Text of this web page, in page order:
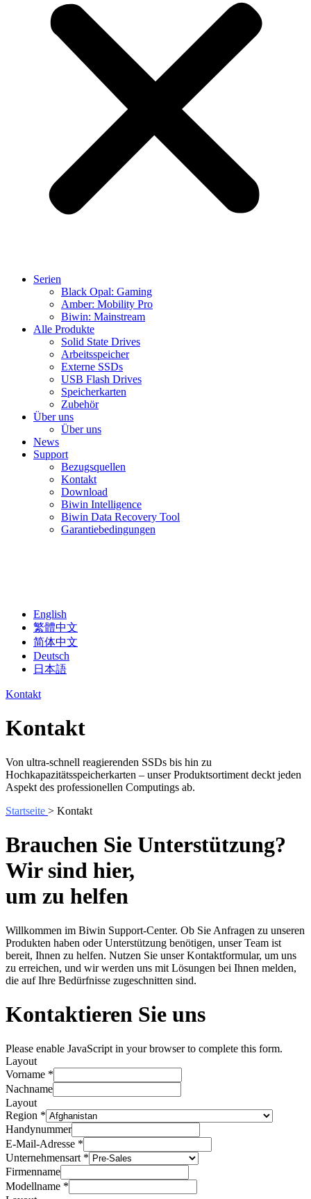
Serien
Black Opal: Gaming
Amber: Mobility Pro
Biwin: Mainstream
Alle Produkte
Solid State Drives
Arbeitsspeicher
Externe SSDs
USB Flash Drives
Speicherkarten
Zubehör
Über uns
Über uns
News
Support
Bezugsquellen
Kontakt
Download
Biwin Intelligence
Biwin Data Recovery Tool
Garantiebedingungen
English
繁體中文
简体中文
Deutsch
日本語
Kontakt
Kontakt
Von ultra-schnell reagierenden SSDs bis hin zu
Hochkapazitätsspeicherkarten – unser Produktsortiment deckt jeden
Aspekt des professionellen Computings ab.
Startseite > Kontakt
Brauchen Sie Unterstützung?
Wir sind hier,
um zu helfen
Willkommen im Biwin Support-Center. Ob Sie Anfragen zu unseren
Produkten haben oder Unterstützung benötigen, unser Team ist
bereit, Ihnen zu helfen. Nutzen Sie unser Kontaktformular, um uns
zu erreichen, und wir werden uns mit Lösungen bei Ihnen melden,
die auf Ihre Bedürfnisse zugeschnitten sind.
Kontaktieren Sie uns
Please enable JavaScript in your browser to complete this form.
Layout
Vorname *
Nachname
Layout
Region *
Handynummer
E-Mail-Adresse *
Unternehmensart *
Firmenname
Modellname *